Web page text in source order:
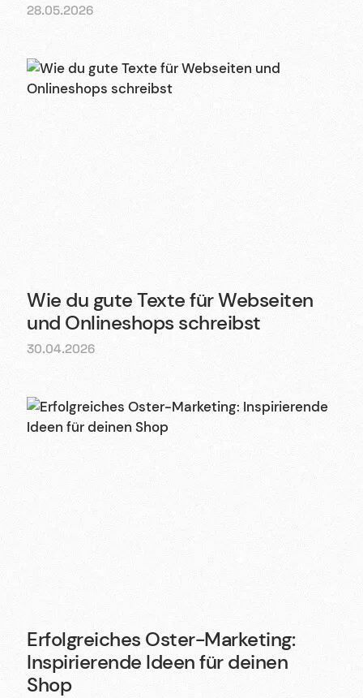
28.05.2026
Wie du gute Texte für Webseiten
und Onlineshops schreibst
30.04.2026
Erfolgreiches Oster-Marketing:
Inspirierende Ideen für deinen
Shop